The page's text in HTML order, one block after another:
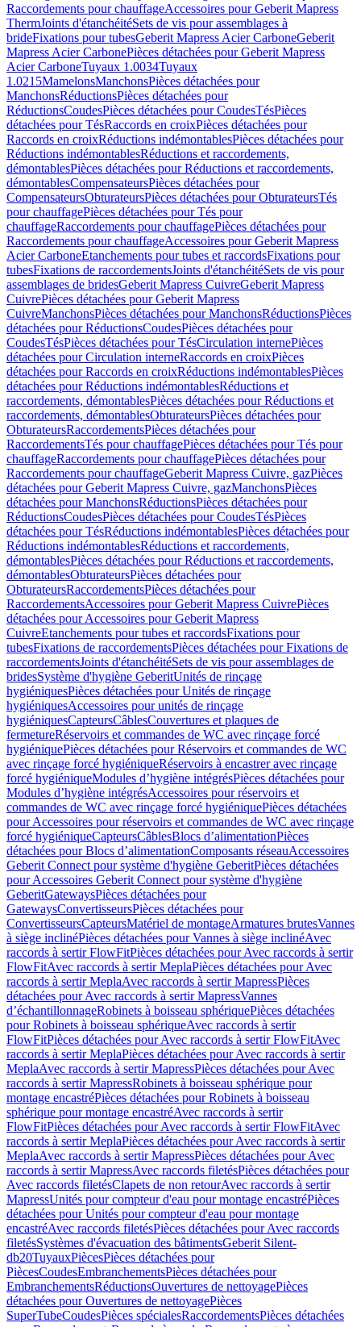
Raccordements pour chauffageAccessoires pour Geberit Mapress
ThermJoints d'étanchéitéSets de vis pour assemblages à
brideFixations pour tubesGeberit Mapress Acier CarboneGeberit
Mapress Acier CarbonePièces détachées pour Geberit Mapress
Acier CarboneTuyaux 1.0034Tuyaux
1.0215MamelonsManchonsPièces détachées pour
ManchonsRéductionsPièces détachées pour
RéductionsCoudesPièces détachées pour CoudesTésPièces
détachées pour TésRaccords en croixPièces détachées pour
Raccords en croixRéductions indémontablesPièces détachées pour
Réductions indémontablesRéductions et raccordements,
démontablesPièces détachées pour Réductions et raccordements,
démontablesCompensateursPièces détachées pour
CompensateursObturateursPièces détachées pour ObturateursTés
pour chauffagePièces détachées pour Tés pour
chauffageRaccordements pour chauffagePièces détachées pour
Raccordements pour chauffageAccessoires pour Geberit Mapress
Acier CarboneEtanchements pour tubes et raccordsFixations pour
tubesFixations de raccordementsJoints d'étanchéitéSets de vis pour
assemblages de bridesGeberit Mapress CuivreGeberit Mapress
CuivrePièces détachées pour Geberit Mapress
CuivreManchonsPièces détachées pour ManchonsRéductionsPièces
détachées pour RéductionsCoudesPièces détachées pour
CoudesTésPièces détachées pour TésCirculation internePièces
détachées pour Circulation interneRaccords en croixPièces
détachées pour Raccords en croixRéductions indémontablesPièces
détachées pour Réductions indémontablesRéductions et
raccordements, démontablesPièces détachées pour Réductions et
raccordements, démontablesObturateursPièces détachées pour
ObturateursRaccordementsPièces détachées pour
RaccordementsTés pour chauffagePièces détachées pour Tés pour
chauffageRaccordements pour chauffagePièces détachées pour
Raccordements pour chauffageGeberit Mapress Cuivre, gazPièces
détachées pour Geberit Mapress Cuivre, gazManchonsPièces
détachées pour ManchonsRéductionsPièces détachées pour
RéductionsCoudesPièces détachées pour CoudesTésPièces
détachées pour TésRéductions indémontablesPièces détachées pour
Réductions indémontablesRéductions et raccordements,
démontablesPièces détachées pour Réductions et raccordements,
démontablesObturateursPièces détachées pour
ObturateursRaccordementsPièces détachées pour
RaccordementsAccessoires pour Geberit Mapress CuivrePièces
détachées pour Accessoires pour Geberit Mapress
CuivreEtanchements pour tubes et raccordsFixations pour
tubesFixations de raccordementsPièces détachées pour Fixations de
raccordementsJoints d'étanchéitéSets de vis pour assemblages de
bridesSystème d'hygiène GeberitUnités de rinçage
hygiéniquesPièces détachées pour Unités de rinçage
hygiéniquesAccessoires pour unités de rinçage
hygiéniquesCapteursCâblesCouvertures et plaques de
fermetureRéservoirs et commandes de WC avec rinçage forcé
hygiéniquePièces détachées pour Réservoirs et commandes de WC
avec rinçage forcé hygiéniqueRéservoirs à encastrer avec rinçage
forcé hygiéniqueModules d’hygiène intégrésPièces détachées pour
Modules d’hygiène intégrésAccessoires pour réservoirs et
commandes de WC avec rinçage forcé hygiéniquePièces détachées
pour Accessoires pour réservoirs et commandes de WC avec rinçage
forcé hygiéniqueCapteursCâblesBlocs d’alimentationPièces
détachées pour Blocs d’alimentationComposants réseauAccessoires
Geberit Connect pour système d'hygiène GeberitPièces détachées
pour Accessoires Geberit Connect pour système d'hygiène
GeberitGatewaysPièces détachées pour
GatewaysConvertisseursPièces détachées pour
ConvertisseursCapteursMatériel de montageArmatures brutesVannes
à siège inclinéPièces détachées pour Vannes à siège inclinéAvec
raccords à sertir FlowFitPièces détachées pour Avec raccords à sertir
FlowFitAvec raccords à sertir MeplaPièces détachées pour Avec
raccords à sertir MeplaAvec raccords à sertir MapressPièces
détachées pour Avec raccords à sertir MapressVannes
d’échantillonnageRobinets à boisseau sphériquePièces détachées
pour Robinets à boisseau sphériqueAvec raccords à sertir
FlowFitPièces détachées pour Avec raccords à sertir FlowFitAvec
raccords à sertir MeplaPièces détachées pour Avec raccords à sertir
MeplaAvec raccords à sertir MapressPièces détachées pour Avec
raccords à sertir MapressRobinets à boisseau sphérique pour
montage encastréPièces détachées pour Robinets à boisseau
sphérique pour montage encastréAvec raccords à sertir
FlowFitPièces détachées pour Avec raccords à sertir FlowFitAvec
raccords à sertir MeplaPièces détachées pour Avec raccords à sertir
MeplaAvec raccords à sertir MapressPièces détachées pour Avec
raccords à sertir MapressAvec raccords filetésPièces détachées pour
Avec raccords filetésClapets de non retourAvec raccords à sertir
MapressUnités pour compteur d'eau pour montage encastréPièces
détachées pour Unités pour compteur d'eau pour montage
encastréAvec raccords filetésPièces détachées pour Avec raccords
filetésSystèmes d'évacuation des bâtimentsGeberit Silent-
db20TuyauxPiècesPièces détachées pour
PiècesCoudesEmbranchementsPièces détachées pour
EmbranchementsRéductionsOuvertures de nettoyagePièces
détachées pour Ouvertures de nettoyagePièces
SuperTubeCoudesPièces spécialesRaccordementsPièces détachées